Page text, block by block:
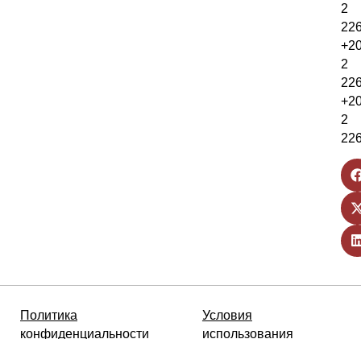
2
2
2
Политика
конфиденциальности
Условия
использования